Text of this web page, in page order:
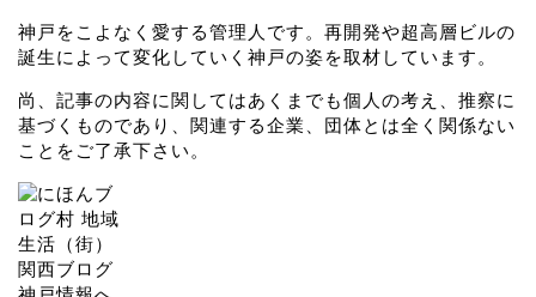
神戸をこよなく愛する管理人です。再開発や超高層ビルの
誕生によって変化していく神戸の姿を取材しています。
尚、記事の内容に関してはあくまでも個人の考え、推察に
基づくものであり、関連する企業、団体とは全く関係ない
ことをご了承下さい。